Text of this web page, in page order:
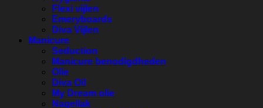
Flexi vijlen
Emeryboards
Diva Vijlen
Manicure
Seduction
Manicure benodigdheden
Olie
Diva Oil
My Dream olie
Nagellak